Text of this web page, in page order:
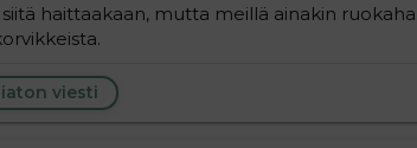
haittaakaan, mutta meillä ainakin
viesti